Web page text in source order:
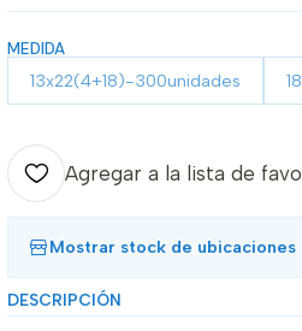
MEDIDA
13x22(4+18)-300unidades
Agregar a la lista de
Mostrar stock de ubicaciones
DESCRIPCIÓN